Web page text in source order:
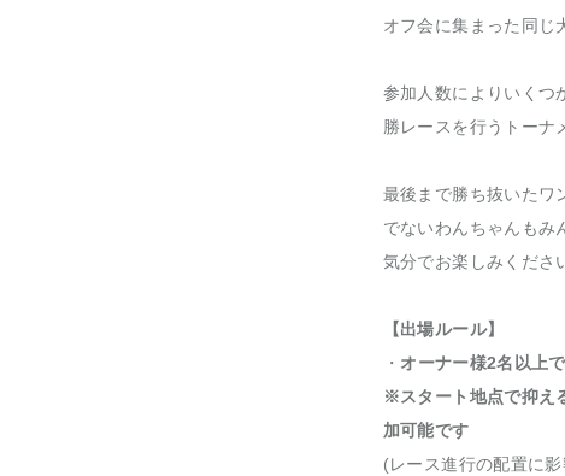
オフ会に集まった同じ
参加人数によりいくつ
勝レースを行うトーナ
最後まで勝ち抜いたワ
でないわんちゃんもみ
気分でお楽しみくださ
【出場ルール】
・ オーナー様2名以上
※スタート地点で抑え
加可能です
(レース進行の配置に